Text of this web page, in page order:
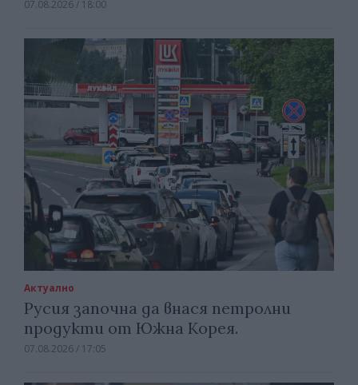
07.08.2026 / 18:00
Актуално
Русия започна да внася петролни
продукти от Южна Корея.
07.08.2026 / 17:05